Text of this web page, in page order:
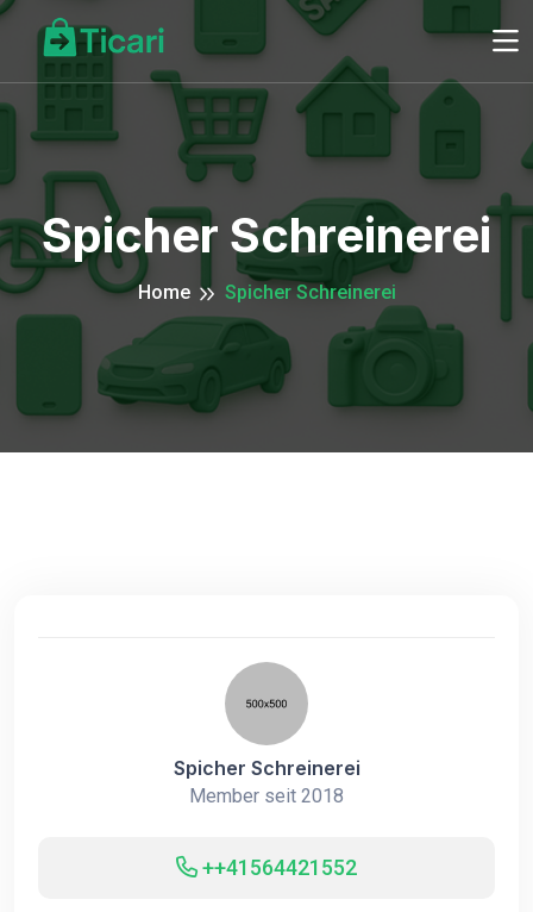
Spicher Schreinerei
Home Spicher Schreinerei
Spicher Schreinerei
Member seit 2018
++41564421552